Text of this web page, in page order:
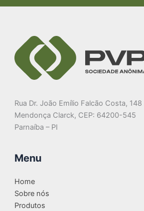
Rua Dr. João Emílio Falcão Costa, 148
Mendonça Clarck, CEP: 64200-545
Parnaíba – PI
Menu
Home
Sobre nós
Produtos